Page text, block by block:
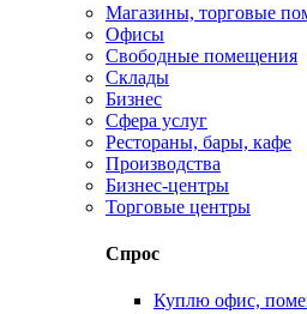
Магазины, торговые
Офисы
Свободные помещения
Склады
Бизнес
Сфера услуг
Рестораны, бары, кафе
Производства
Бизнес-центры
Торговые центры
Спрос
Куплю офис,